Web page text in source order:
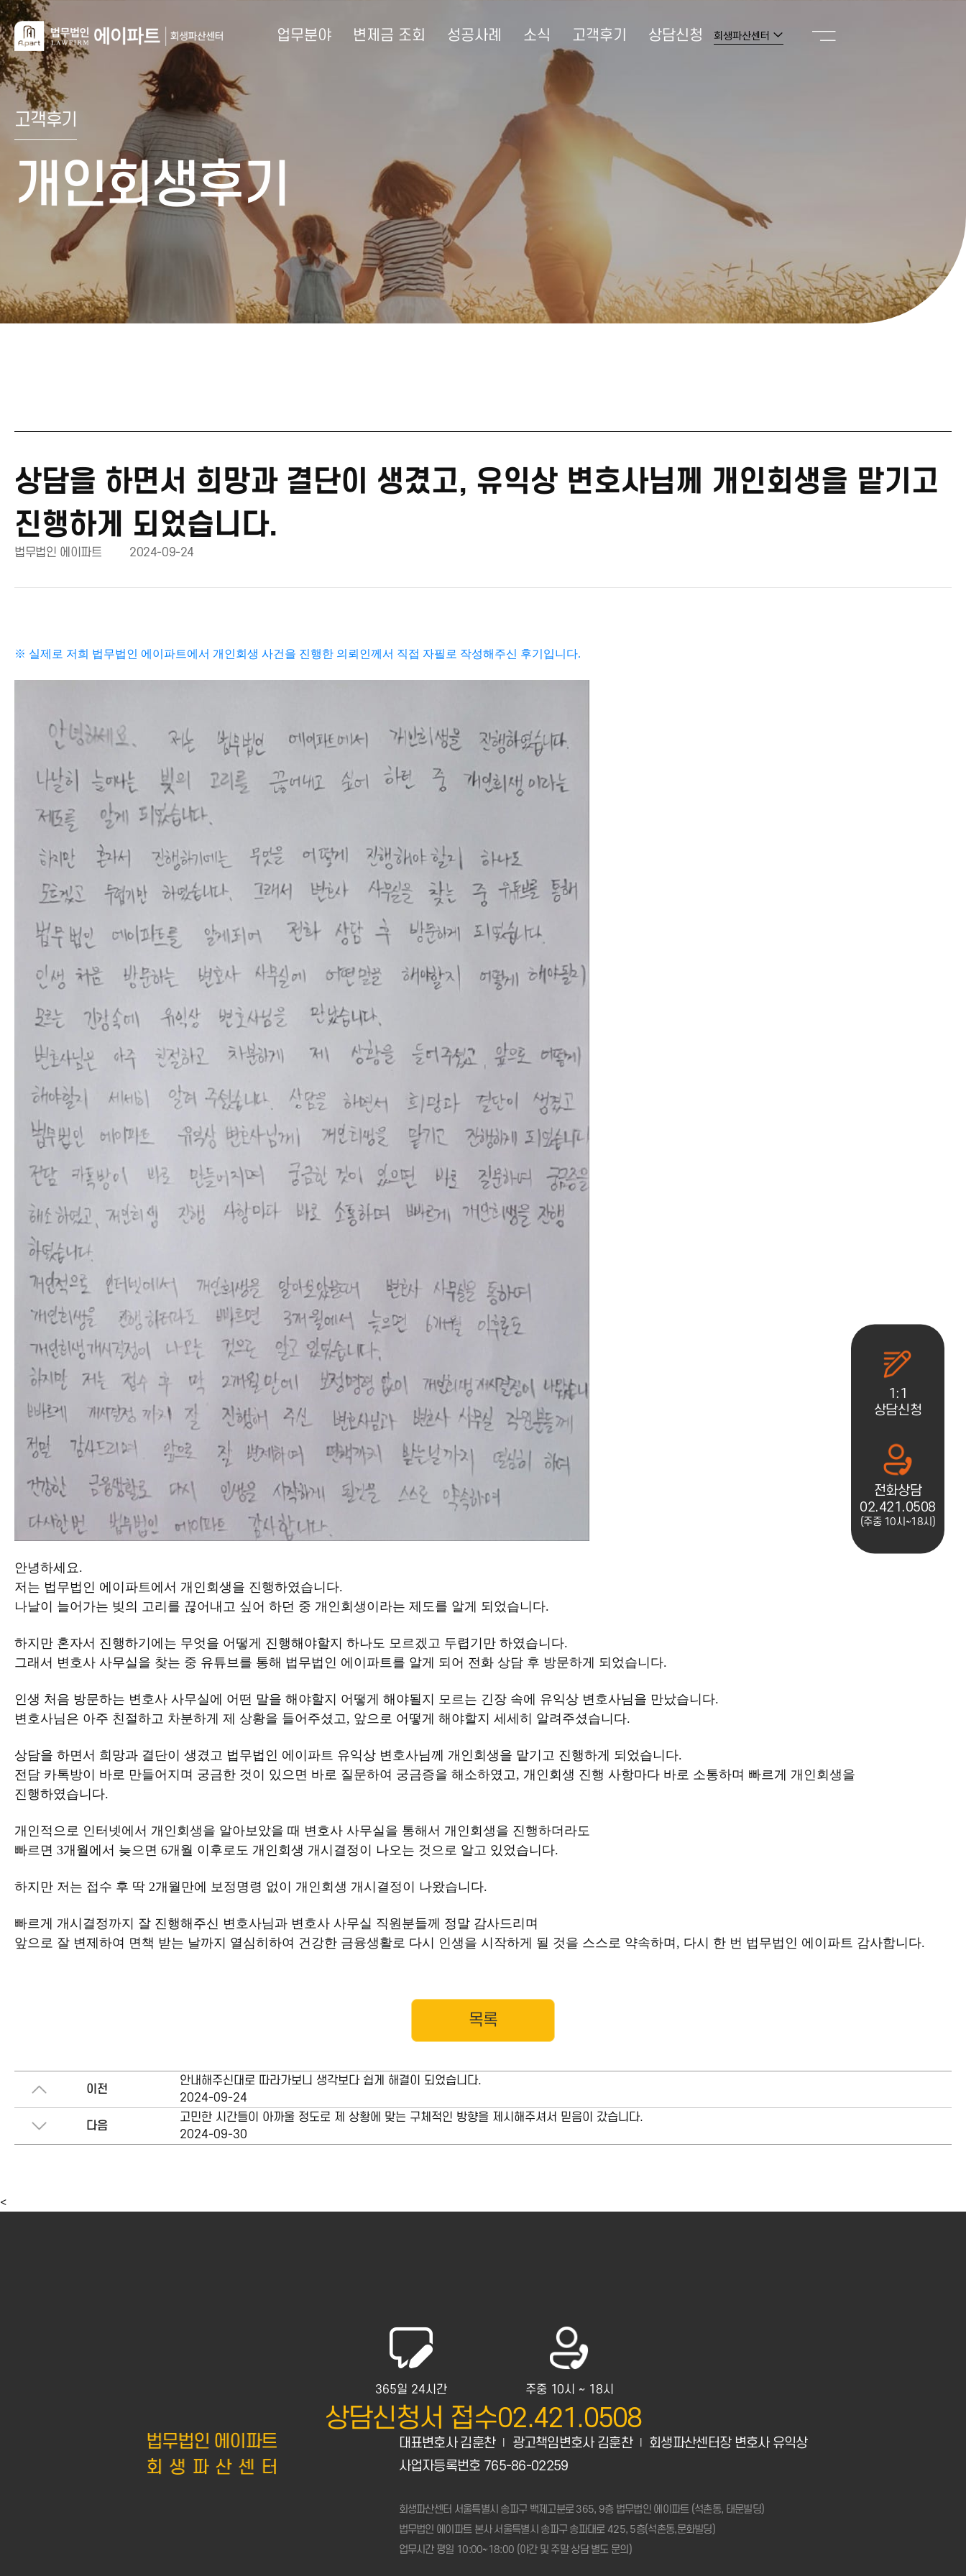
업무분야 변제금 조회 성공사례 소식 고객후기 상담신청 회생파산센터
고객후기
개인회생후기
상담을 하면서 희망과 결단이 생겼고, 유익상 변호사님께 개인회생을 맡기고
진행하게 되었습니다.
법무법인 에이파트 2024-09-24
※ 실제로 저희 법무법인 에이파트에서 개인회생 사건을 진행한 의뢰인께서 직접 자필로 작성해주신 후기입니다.
안녕하세요.
저는 법무법인 에이파트에서 개인회생을 진행하였습니다.
나날이 늘어가는 빚의 고리를 끊어내고 싶어 하던 중 개인회생이라는 제도를 알게 되었습니다.
하지만 혼자서 진행하기에는 무엇을 어떻게 진행해야할지 하나도 모르겠고 두렵기만 하였습니다.
그래서 변호사 사무실을 찾는 중 유튜브를 통해 법무법인 에이파트를 알게 되어 전화 상담 후 방문하게 되었습니다.
인생 처음 방문하는 변호사 사무실에 어떤 말을 해야할지 어떻게 해야될지 모르는 긴장 속에 유익상 변호사님을 만났습니다.
변호사님은 아주 친절하고 차분하게 제 상황을 들어주셨고, 앞으로 어떻게 해야할지 세세히 알려주셨습니다.
상담을 하면서 희망과 결단이 생겼고 법무법인 에이파트 유익상 변호사님께 개인회생을 맡기고 진행하게 되었습니다.
전담 카톡방이 바로 만들어지며 궁금한 것이 있으면 바로 질문하여 궁금증을 해소하였고, 개인회생 진행 사항마다 바로 소통하며 빠르게 개인회생을
진행하였습니다.
개인적으로 인터넷에서 개인회생을 알아보았을 때 변호사 사무실을 통해서 개인회생을 진행하더라도
빠르면 3개월에서 늦으면 6개월 이후로도 개인회생 개시결정이 나오는 것으로 알고 있었습니다.
하지만 저는 접수 후 딱 2개월만에 보정명령 없이 개인회생 개시결정이 나왔습니다.
빠르게 개시결정까지 잘 진행해주신 변호사님과 변호사 사무실 직원분들께 정말 감사드리며
앞으로 잘 변제하여 면책 받는 날까지 열심히하여 건강한 금융생활로 다시 인생을 시작하게 될 것을 스스로 약속하며, 다시 한 번 법무법인 에이파트 감사합니다.
목록
이전
안내해주신대로 따라가보니 생각보다 쉽게 해결이 되었습니다.
2024-09-24
다음
고민한 시간들이 아까울 정도로 제 상황에 맞는 구체적인 방향을 제시해주셔서 믿음이 갔습니다.
2024-09-30
<
대표변호사 김훈찬 광고책임변호사 김훈찬
회생파산센터장 변호사 유익상
사업자등록번호 765-86-02259
회생파산센터 서울특별시 송파구 백제고분로 365, 9층 법무법인 에이파트 (석촌동, 태문빌딩)
법무법인 에이파트 본사서울특별시 송파구 송파대로 425, 5층(석촌동,문화빌딩)
업무시간 평일 10:00~18:00 (야간 및 주말 상담 별도 문의)
365일 24시간
상담신청서 접수
주중 10시 ~ 18시
02.421.0508
1:1
상담신청
전화상담
02.421.0508
(주중 10시~18시)